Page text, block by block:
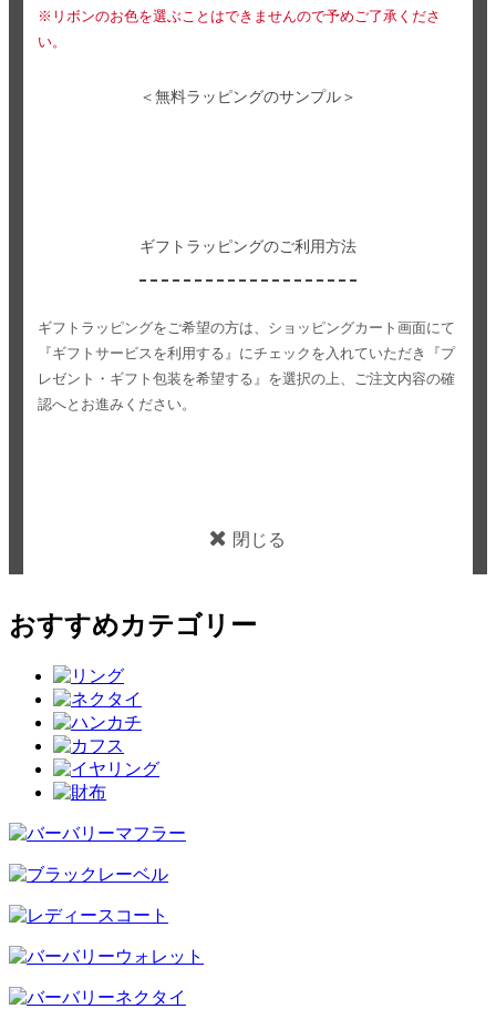
※リボンのお色を選ぶことはできませんので予めご了承くださ
い。
＜無料ラッピングのサンプル＞
ギフトラッピングのご利用方法
ギフトラッピングをご希望の方は、ショッピングカート画面にて
『ギフトサービスを利用する』にチェックを入れていただき
『プ
レゼント・ギフト包装を希望する』を選択の上、ご注文内容の確
認へとお進みください。
閉じる
おすすめカテゴリー